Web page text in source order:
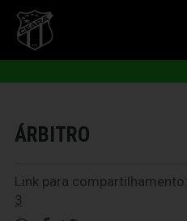
ÁRBITRO
Link para compartilhamento:
3